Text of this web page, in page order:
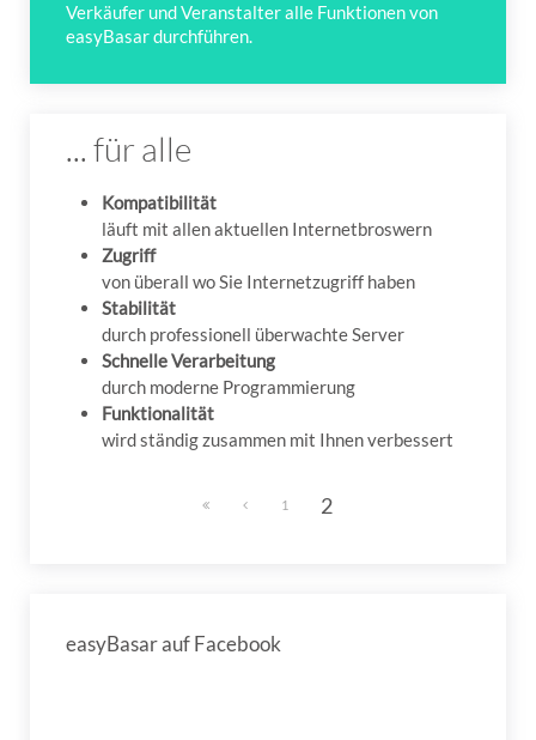
Verkäufer und Veranstalter alle Funktionen von
easyBasar durchführen.
... für alle
Kompatibilität
läuft mit allen aktuellen Internetbroswern
Zugriff
von überall wo Sie Internetzugriff haben
Stabilität
durch professionell überwachte Server
Schnelle Verarbeitung
durch moderne Programmierung
Funktionalität
wird ständig zusammen mit Ihnen verbessert
1 2
easyBasar auf Facebook